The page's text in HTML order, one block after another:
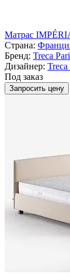
Матрас
Страна:
Бренд: Treca
Дизайнер: Treca
Под заказ
Запросить цену